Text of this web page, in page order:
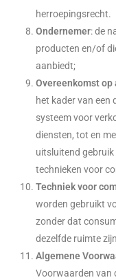
herroepingsrecht.
Ondernemer: de
producten en/of
aanbiedt;
Overeenkomst op
het kader van een
systeem voor
diensten, tot en
uitsluitend
technieken voor
Techniek voor
worden gebruikt
zonder dat
dezelfde ruimte
Algemene
Voorwaarden van